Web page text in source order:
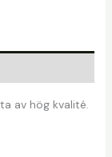
av hög kvalité.